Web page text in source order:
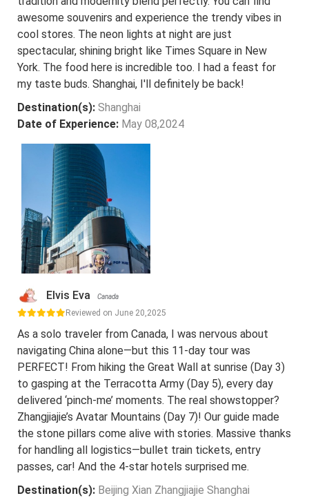
awesome souvenirs and experience the trendy vibes in
cool stores. The neon lights at night are just
spectacular, shining bright like Times Square in New
York. The food here is incredible too. I had a feast for
my taste buds. Shanghai, I'll definitely be back!
Destination(s): Shanghai
Date of Experience: May 08,2024
Elvis Eva Canada
Reviewed on June 20,2025
As a solo traveler from Canada, I was nervous about
navigating China alone—but this 11-day tour was
PERFECT! From hiking the Great Wall at sunrise (Day 3)
to gasping at the Terracotta Army (Day 5), every day
delivered ‘pinch-me’ moments. The real showstopper?
Zhangjiajie’s Avatar Mountains (Day 7)! Our guide made
the stone pillars come alive with stories. Massive thanks
for handling all logistics—bullet train tickets, entry
passes, car! And the 4-star hotels surprised me.
Destination(s): Beijing Xian Zhangjiajie Shanghai